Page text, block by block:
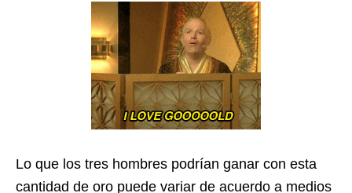
Lo que los tres hombres podrían ganar con esta
cantidad de oro puede variar de acuerdo a medios